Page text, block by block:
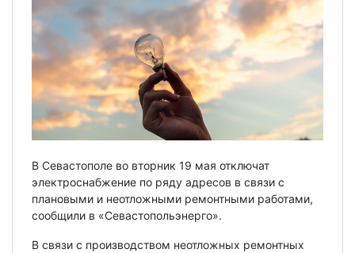
В Севастополе во вторник 19 мая отключат
электроснабжение по ряду адресов в связи с
плановыми и неотложными ремонтными работами,
сообщили в «Севастопольэнерго».
В связи с производством неотложных ремонтных